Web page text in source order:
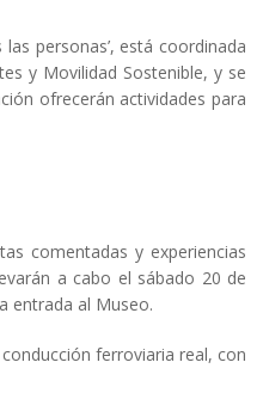
personas’, está coordinada
y Movilidad Sostenible, y se
ofrecerán actividades para
comentadas y experiencias
a cabo el sábado 20 de
entrada al Museo.
ferroviaria real, con